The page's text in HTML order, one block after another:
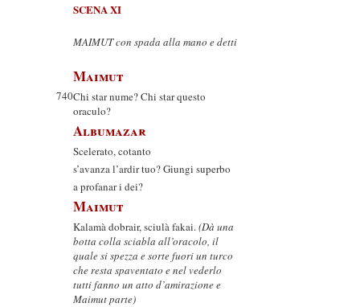
SCENA XI
MAIMUT con spada alla mano e detti
Maimut
740Chi star nume? Chi star questo
oraculo?
Albumazar
Scelerato, cotanto
s’avanza l’ardir tuo? Giungi superbo
a profanar i dei?
Maimut
Kalamà dobrair, sciulà fakai.(Dà una
botta colla sciabla all’oracolo, il
quale si spezza e sorte fuori un turco
che resta spaventato e nel vederlo
tutti fanno un atto d’amirazione e
Maimut parte)